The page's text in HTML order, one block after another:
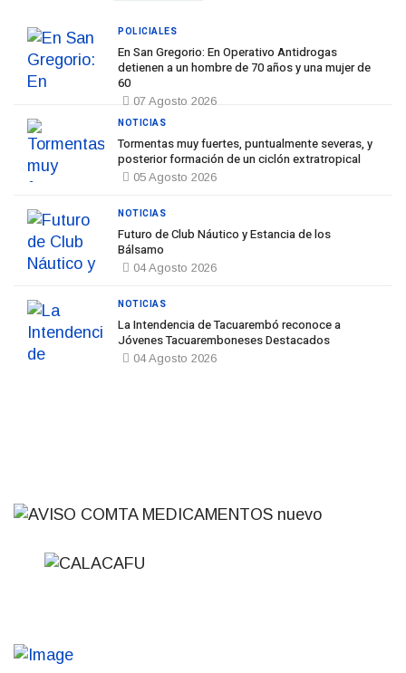
En San Gregorio: En Operativo Antidrogas
detienen a un hombre de 70 años y una mujer de
60
07 Agosto 2026
POLICIALES
Tormentas muy fuertes, puntualmente severas, y
posterior formación de un ciclón extratropical
05 Agosto 2026
NOTICIAS
Futuro de Club Náutico y Estancia de los
Bálsamo
04 Agosto 2026
NOTICIAS
La Intendencia de Tacuarembó reconoce a
Jóvenes Tacuaremboneses Destacados
04 Agosto 2026
NOTICIAS